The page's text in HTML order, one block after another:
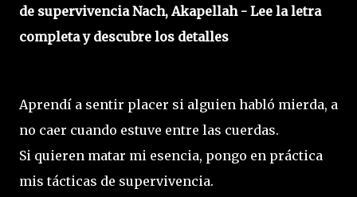
de supervivencia Nach, Akapellah - Lee la letra
completa y descubre los detalles
Aprendí a sentir placer si alguien habló mierda, a
no caer cuando estuve entre las cuerdas.
Si quieren matar mi esencia, pongo en práctica
mis tácticas de supervivencia.